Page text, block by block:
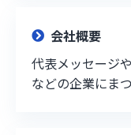
会社概要
代表メッセージ
などの企業にま